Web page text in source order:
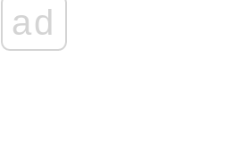
ad